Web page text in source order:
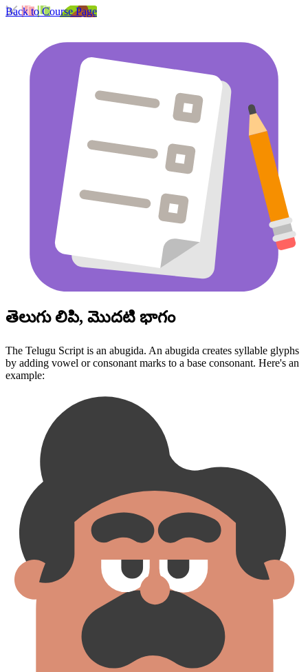
Back to Course Page
తెలుగు లిపి, మొదటి భాగం
The Telugu Script is an abugida. An abugida creates syllable glyphs
by adding vowel or consonant marks to a base consonant. Here's an
example: